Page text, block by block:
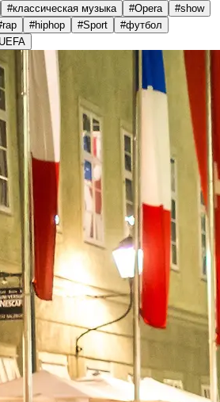
#классическая музыка #Opera #show
rap #hiphop #Sport #футбол